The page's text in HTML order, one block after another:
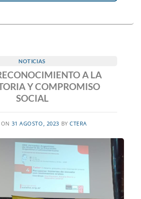
NOTICIAS
A LA
Y COMPROMISO
SOCIAL
ON 31 AGOSTO, 2023 BYCTERA